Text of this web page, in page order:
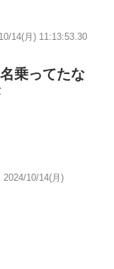
14(月) 11:13:53.30
乗ってたな
2024/10/14(月)